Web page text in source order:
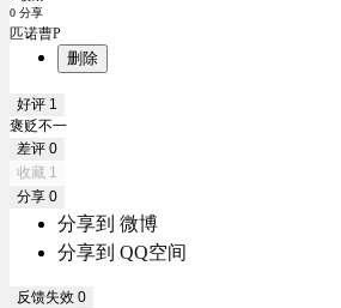
0 分享
匹诺曹P
删除
好评 1
褒贬不一
差评 0
收藏 1
分享 0
分享到 微博
分享到 QQ空间
反馈失效 0